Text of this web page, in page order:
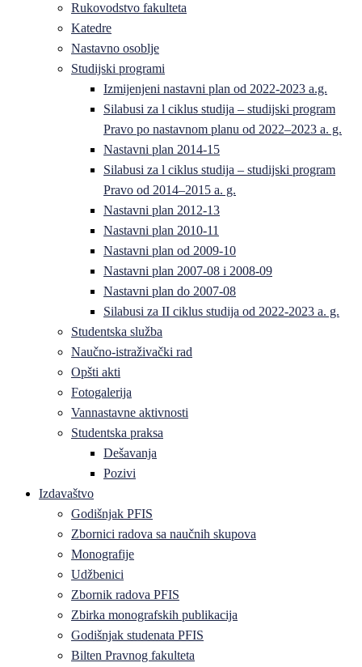
Rukovodstvo fakulteta
Katedre
Nastavno osoblje
Studijski programi
Izmijenjeni nastavni plan od 2022-2023 a.g.
Silabusi za l ciklus studija – studijski program
Pravo po nastavnom planu od 2022–2023 a. g.
Nastavni plan 2014-15
Silabusi za l ciklus studija – studijski program
Pravo od 2014–2015 a. g.
Nastavni plan 2012-13
Nastavni plan 2010-11
Nastavni plan od 2009-10
Nastavni plan 2007-08 i 2008-09
Nastavni plan do 2007-08
Silabusi za II ciklus studija od 2022-2023 a. g.
Studentska služba
Naučno-istraživački rad
Opšti akti
Fotogalerija
Vannastavne aktivnosti
Studentska praksa
Dešavanja
Pozivi
Izdavaštvo
Godišnjak PFIS
Zbornici radova sa naučnih skupova
Monografije
Udžbenici
Zbornik radova PFIS
Zbirka monografskih publikacija
Godišnjak studenata PFIS
Bilten Pravnog fakulteta